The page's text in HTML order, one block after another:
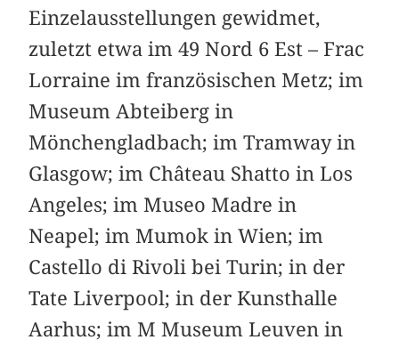
Einzelausstellungen gewidmet,
zuletzt etwa im 49 Nord 6 Est – Frac
Lorraine im französischen Metz; im
Museum Abteiberg in
Mönchengladbach; im Tramway in
Glasgow; im Château Shatto in Los
Angeles; im Museo Madre in
Neapel; im Mumok in Wien; im
Castello di Rivoli bei Turin; in der
Tate Liverpool; in der Kunsthalle
Aarhus; im M Museum Leuven in